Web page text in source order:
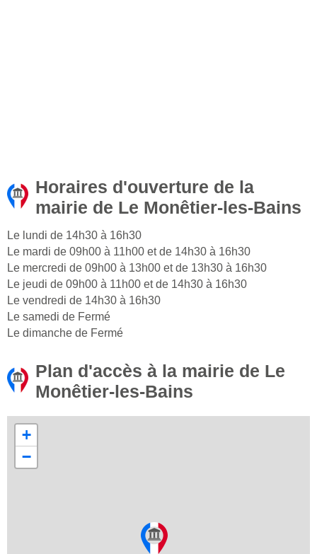
Horaires d'ouverture de la
mairie de Le Monêtier-les-Bains
Le lundi de 14h30 à 16h30
Le mardi de 09h00 à 11h00 et de 14h30 à 16h30
Le mercredi de 09h00 à 13h00 et de 13h30 à 16h30
Le jeudi de 09h00 à 11h00 et de 14h30 à 16h30
Le vendredi de 14h30 à 16h30
Le samedi de Fermé
Le dimanche de Fermé
Plan d'accès à la mairie de Le
Monêtier-les-Bains
+
−